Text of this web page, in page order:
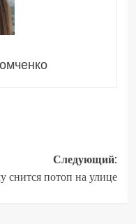
Следующий:
снится потоп на улице